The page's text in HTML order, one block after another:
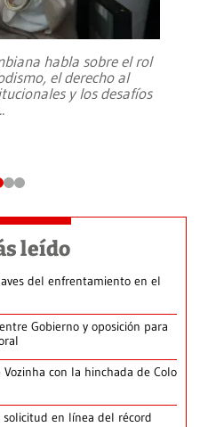
habla sobre el rol
el derecho al
y los desafíos
leído
del enfrentamiento en el
Gobierno y oposición para
con la hinchada de Colo
en línea del récord